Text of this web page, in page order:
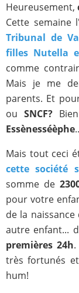
Heureusement,
Cette semaine
Tribunal de
filles Nutella
comme
Mais je me
parents. Et
ouSNCF?
Essènesséèphe
Mais tout ceci
cette société
somme de
pour votre
de la
autre enfant...
premières 24h
très fortunés
hum!